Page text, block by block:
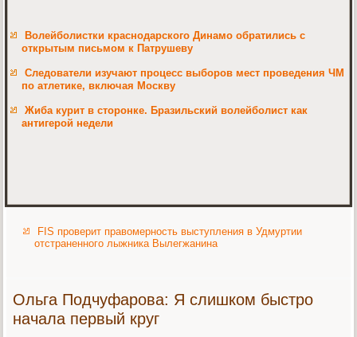
Волейболистки краснодарского Динамо обратились с
открытым письмом к Патрушеву
Следователи изучают процесс выборов мест проведения ЧМ
по атлетике, включая Москву
Жиба курит в сторонке. Бразильский волейболист как
антигерой недели
FIS проверит правомерность выступления в Удмуртии
отстраненного лыжника Вылегжанина
Ольга Подчуфарова: Я слишком быстро
начала первый круг